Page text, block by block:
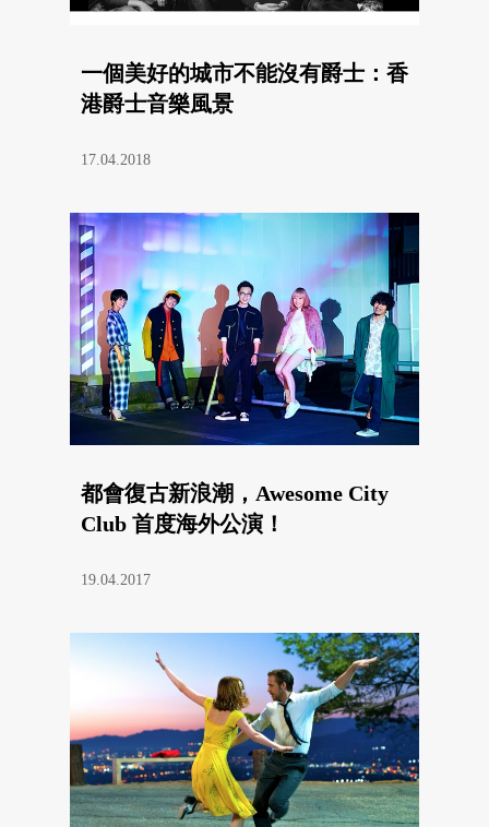
一個美好的城市不能沒有爵士：香
港爵士音樂風景
17.04.2018
都會復古新浪潮，Awesome City
Club 首度海外公演！
19.04.2017